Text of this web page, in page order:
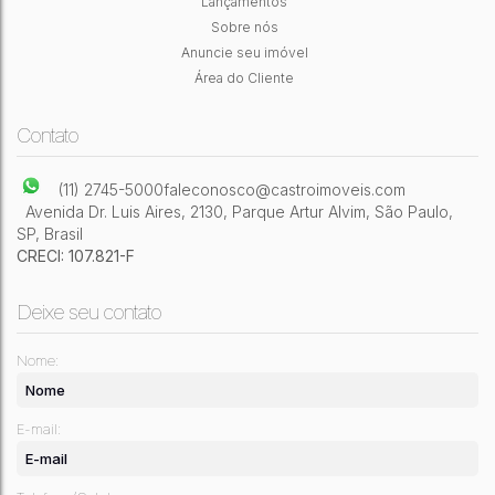
Banheiro(s) 1Sala(s)
Sobre nós
Anuncie seu imóvel
Área do Cliente
Contato
(11) 2745-5000faleconosco@castroimoveis.com
Avenida Dr. Luis Aires, 2130, Parque Artur Alvim, São Paulo,
SP, Brasil
CRECI: 107.821-F
Deixe seu contato
Nome:
E-mail: